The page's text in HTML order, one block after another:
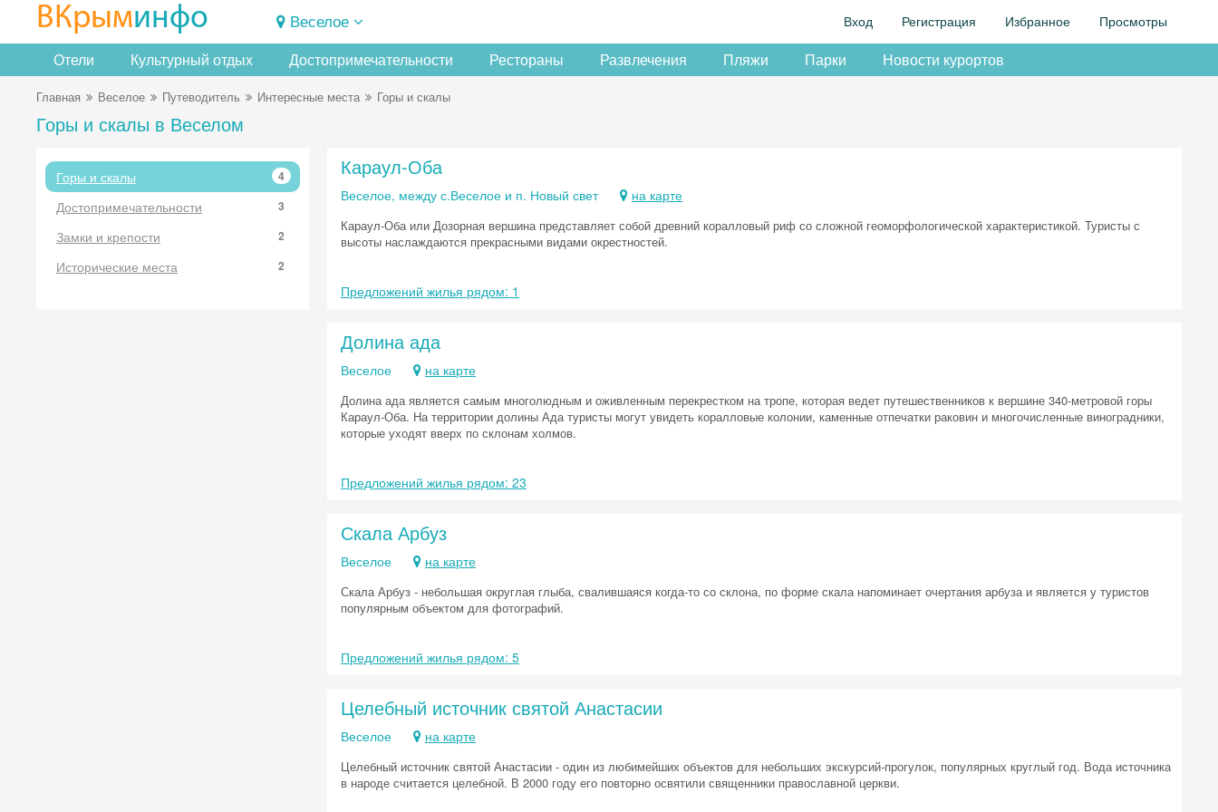
ВКрыминфо Веселое Вход Регистрация Избранное Просмотры
Отели Культурный отдых Достопримечательности Рестораны Развлечения Пляжи Парки Новости курортов
Главная Веселое Путеводитель Интересные места Горы и скалы
Горы и скалы в Веселом
Горы и скалы 4
Достопримечательности 3
Замки и крепости 2
Исторические места 2
Караул-Оба
Веселое, между с.Веселое и п. Новый свет на карте
Караул-Оба или Дозорная вершина представляет собой древний коралловый риф со сложной геоморфологической характеристикой. Туристы с
высоты наслаждаются прекрасными видами окрестностей.
Предложений жилья рядом: 1
Долина ада
Веселое на карте
Долина ада является самым многолюдным и оживленным перекрестком на тропе, которая ведет путешественников к вершине 340-метровой горы
Караул-Оба. На территории долины Ада туристы могут увидеть коралловые колонии, каменные отпечатки раковин и многочисленные виноградники,
которые уходят вверх по склонам холмов.
Предложений жилья рядом: 23
Скала Арбуз
Веселое на карте
Скала Арбуз - небольшая округлая глыба, свалившаяся когда-то со склона, по форме скала напоминает очертания арбуза и является у туристов
популярным объектом для фотографий.
Предложений жилья рядом: 5
Целебный источник святой Анастасии
Веселое на карте
Целебный источник святой Анастасии - один из любимейших объектов для небольших экскурсий-прогулок, популярных круглый год. Вода источника
в народе считается целебной. В 2000 году его повторно освятили священники православной церкви.